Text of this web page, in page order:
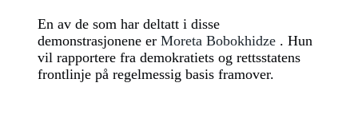
En av de som har deltatt i disse
demonstrasjonene er Moreta Bobokhidze. Hun
vil rapportere fra demokratiets og rettsstatens
frontlinje på regelmessig basis framover.